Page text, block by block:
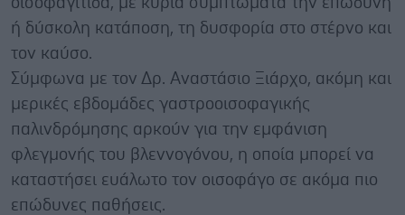
ή δύσκολη κατάποση, τη δυσφορία στο στέρνο και
τον καύσο.
Σύμφωνα με τον Δρ. Αναστάσιο Ξιάρχο, ακόμη και
μερικές εβδομάδες γαστροοισοφαγικής
παλινδρόμησης αρκούν για την εμφάνιση
φλεγμονής του βλεννογόνου, η οποία μπορεί να
καταστήσει ευάλωτο τον οισοφάγο σε ακόμα πιο
επώδυνες παθήσεις.